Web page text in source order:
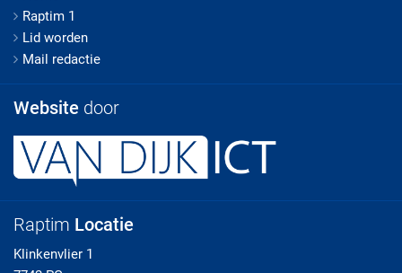
Raptim 1
Lid worden
Mail redactie
Website door
Raptim Locatie
Klinkenvlier 1